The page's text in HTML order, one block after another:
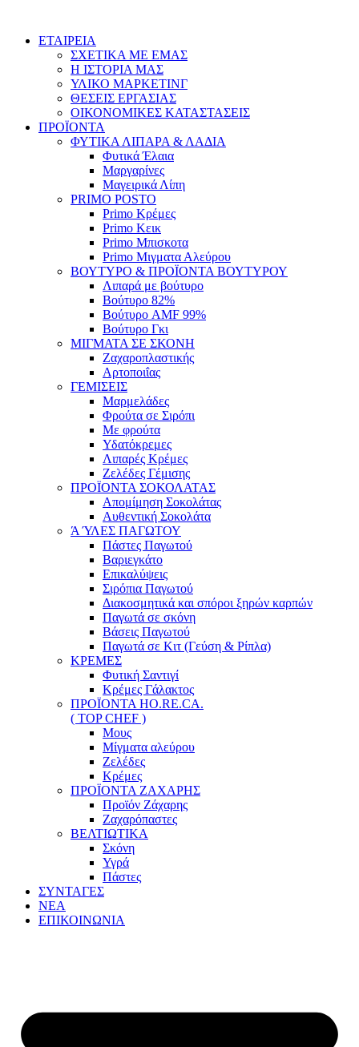
contentΕΤΑΙΡΕΙΑ
ΣΧΕΤΙΚΑ ΜΕ ΕΜΑΣ
Η ΙΣΤΟΡΙΑ ΜΑΣ
ΥΛΙΚΟ ΜΑΡΚΕΤΙΝΓ
ΘΕΣΕΙΣ ΕΡΓΑΣΙΑΣ
ΟΙΚΟΝΟΜΙΚΕΣ ΚΑΤΑΣΤΑΣΕΙΣ
ΠΡΟΪΟΝΤΑ
ΦΥΤΙΚΑ ΛΙΠΑΡΑ & ΛΑΔΙΑ
Φυτικά Έλαια
Μαργαρίνες
Μαγειρικά Λίπη
PRIMO POSTO
Primo Κρέμες
Primo Κεικ
Primo Μπισκοτα
Primo Μιγματα Αλεύρου
ΒΟΥΤΥΡΟ & ΠΡΟΪΟΝΤΑ ΒΟΥΤΥΡΟΥ
Λιπαρά με βούτυρο
Βούτυρο 82%
Βούτυρο AMF 99%
Βούτυρο Γκι
ΜΙΓΜΑΤΑ ΣΕ ΣΚΟΝΗ
Ζαχαροπλαστικής
Αρτοποιΐας
ΓΕΜΙΣΕΙΣ
Μαρμελάδες
Φρούτα σε Σιρόπι
Με φρούτα
Υδατόκρεμες
Λιπαρές Κρέμες
Ζελέδες Γέμισης
ΠΡΟΪΟΝΤΑ ΣΟΚΟΛΑΤΑΣ
Απομίμηση Σοκολάτας
Αυθεντική Σοκολάτα
Ά ΎΛΕΣ ΠΑΓΩΤΟΥ
Πάστες Παγωτού
Βαριεγκάτο
Επικαλύψεις
Σιρόπια Παγωτού
Διακοσμητικά και σπόροι ξηρών καρπών
Παγωτά σε σκόνη
Βάσεις Παγωτού
Παγωτά σε Κιτ (Γεύση & Ρίπλα)
ΚΡΕΜΕΣ
Φυτική Σαντιγί
Κρέμες Γάλακτος
ΠΡΟΪΟΝΤΑ HO.RE.CA.
( TOP CHEF )
Μους
Μίγματα αλεύρου
Ζελέδες
Κρέμες
ΠΡΟΪΟΝΤΑ ΖΑΧΑΡΗΣ
Προϊόν Ζάχαρης
Ζαχαρόπαστες
ΒΕΛΤΙΩΤΙΚΑ
Σκόνη
Υγρά
Πάστες
ΣΥΝΤΑΓΕΣ
ΝΕΑ
ΕΠΙΚΟΙΝΩΝΙΑ